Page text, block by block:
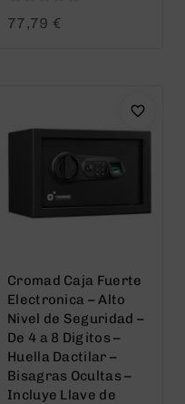
0
77,79 €
Cromad Caja Fuerte
Electronica – Alto
Nivel de Seguridad –
De 4 a 8 Digitos –
Huella Dactilar –
Bisagras Ocultas –
Incluye Llave de